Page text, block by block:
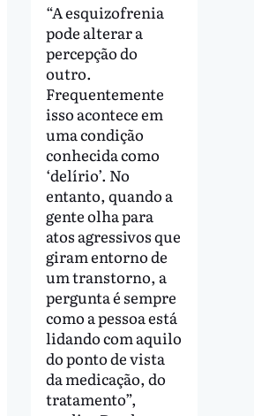
“A esquizofrenia
pode alterar a
percepção do
outro.
Frequentemente
isso acontece em
uma condição
conhecida como
‘delírio’. No
entanto, quando a
gente olha para
atos agressivos que
giram entorno de
um transtorno, a
pergunta é sempre
como a pessoa está
lidando com aquilo
do ponto de vista
da medicação, do
tratamento”,